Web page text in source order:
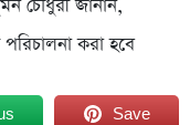
চৌধুরী জানান,
করা হবে
Save